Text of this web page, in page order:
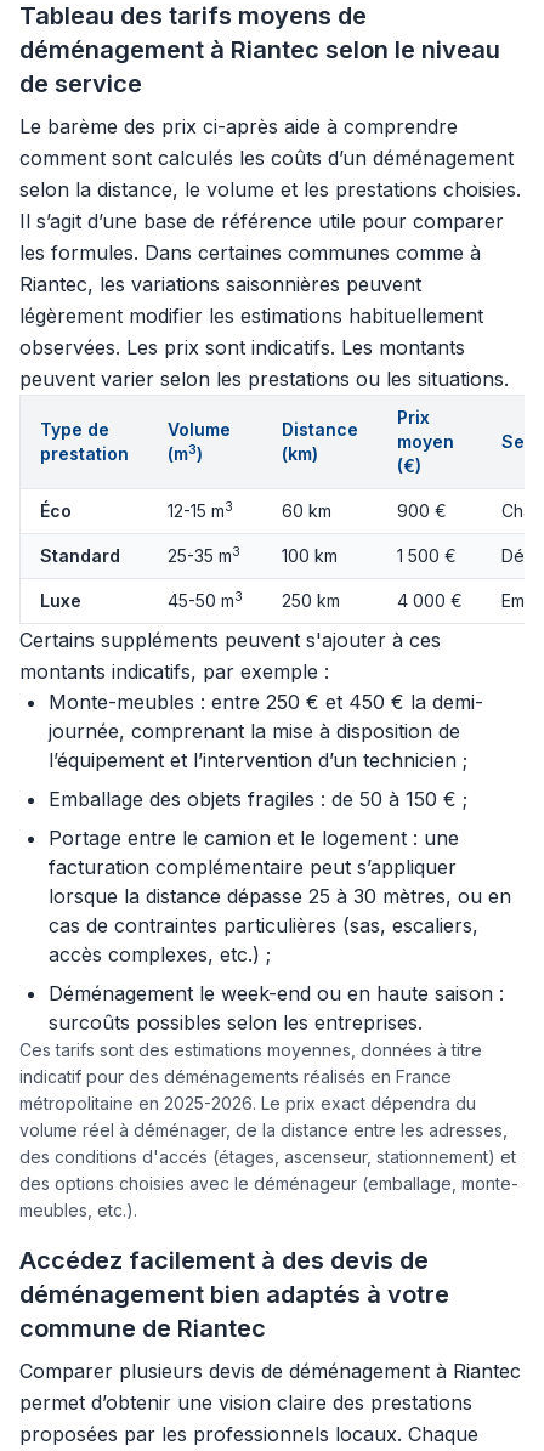
Tableau des tarifs moyens de
déménagement à Riantec selon le niveau
de service
Le barème des prix ci-après aide à comprendre
comment sont calculés les coûts d’un déménagement
selon la distance, le volume et les prestations choisies.
Il s’agit d’une base de référence utile pour comparer
les formules. Dans certaines communes comme à
Riantec, les variations saisonnières peuvent
légèrement modifier les estimations habituellement
observées. Les prix sont indicatifs. Les montants
peuvent varier selon les prestations ou les situations.
Type de
prestation
Volume
(m3)
Distance
(km)
Prix
moyen
(€)
Éco 12-15 m3 60 km 900 €
Standard 25-35 m3 100 km 1 500 €
Luxe 45-50 m3 250 km 4 000 €
Certains suppléments peuvent s'ajouter à ces
montants indicatifs, par exemple :
Monte-meubles : entre 250 € et 450 € la demi-
journée, comprenant la mise à disposition de
l’équipement et l’intervention d’un technicien ;
Emballage des objets fragiles : de 50 à 150 € ;
Portage entre le camion et le logement : une
facturation complémentaire peut s’appliquer
lorsque la distance dépasse 25 à 30 mètres, ou en
cas de contraintes particulières (sas, escaliers,
accès complexes, etc.) ;
Déménagement le week-end ou en haute saison :
surcoûts possibles selon les entreprises.
Ces tarifs sont des estimations moyennes, données à titre
indicatif pour des déménagements réalisés en France
métropolitaine en 2025-2026. Le prix exact dépendra du
volume réel à déménager, de la distance entre les adresses,
des conditions d'accés (étages, ascenseur, stationnement) et
des options choisies avec le déménageur (emballage, monte-
meubles, etc.).
Accédez facilement à des devis de
déménagement bien adaptés à votre
commune de Riantec
Comparer plusieurs devis de déménagement à Riantec
permet d’obtenir une vision claire des prestations
proposées par les professionnels locaux. Chaque